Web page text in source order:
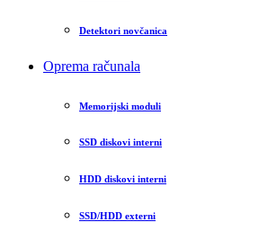
Detektori novčanica
Oprema računala
Memorijski moduli
SSD diskovi interni
HDD diskovi interni
SSD/HDD externi